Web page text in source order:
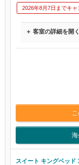
2026年8月7日までキ
＋ 客室の詳細を開
スイート キングベッ